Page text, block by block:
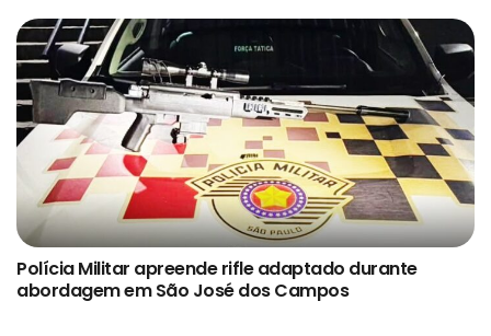
Polícia Militar apreende rifle adaptado durante
abordagem em São José dos Campos